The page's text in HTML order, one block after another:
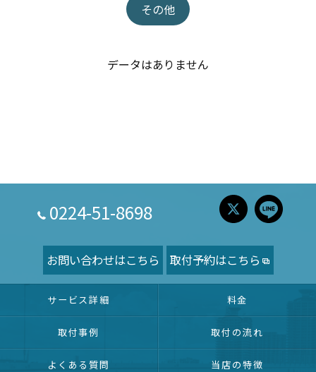
その他
データはありません
0224-51-8698
お問い合わせはこちら 取付予約はこちら
サービス詳細 料金
取付事例 取付の流れ
よくある質問 当店の特徴